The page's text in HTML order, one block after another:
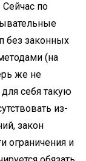
по
без законных
(на
же не
себя такую
из-
закон
ограничения и